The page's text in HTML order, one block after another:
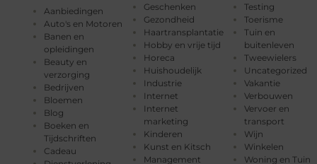
Aanbiedingen
Auto's en Motoren
Banen en
opleidingen
Beauty en
verzorging
Bedrijven
Bloemen
Blog
Boeken en
Tijdschriften
Cadeau
Geschenken
Gezondheid
Haartransplantatie
Hobby en vrije tijd
Horeca
Huishoudelijk
Industrie
Internet
Internet
marketing
Kinderen
Kunst en Kitsch
Management
Testing
Toerisme
Tuin en
buitenleven
Tweewielers
Uncategorized
Vakantie
Verbouwen
Vervoer en
transport
Wijn
Winkelen
Woning en Tuin